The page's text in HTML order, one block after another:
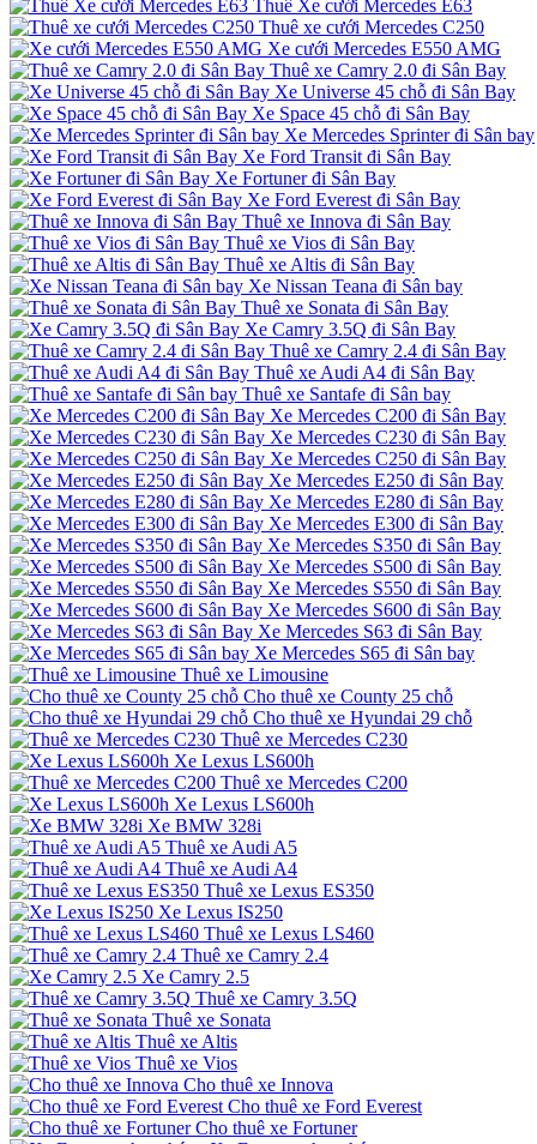
Thuê Xe cưới Mercedes E63
Thuê xe cưới Mercedes C250
Xe cưới Mercedes E550 AMG
Thuê xe Camry 2.0 đi Sân Bay
Xe Universe 45 chỗ đi Sân Bay
Xe Space 45 chỗ đi Sân Bay
Xe Mercedes Sprinter đi Sân bay
Xe Ford Transit đi Sân Bay
Xe Fortuner đi Sân Bay
Xe Ford Everest đi Sân Bay
Thuê xe Innova đi Sân Bay
Thuê xe Vios đi Sân Bay
Thuê xe Altis đi Sân Bay
Xe Nissan Teana đi Sân bay
Thuê xe Sonata đi Sân Bay
Xe Camry 3.5Q đi Sân Bay
Thuê xe Camry 2.4 đi Sân Bay
Thuê xe Audi A4 đi Sân Bay
Thuê xe Santafe đi Sân bay
Xe Mercedes C200 đi Sân Bay
Xe Mercedes C230 đi Sân Bay
Xe Mercedes C250 đi Sân Bay
Xe Mercedes E250 đi Sân Bay
Xe Mercedes E280 đi Sân Bay
Xe Mercedes E300 đi Sân Bay
Xe Mercedes S350 đi Sân Bay
Xe Mercedes S500 đi Sân Bay
Xe Mercedes S550 đi Sân Bay
Xe Mercedes S600 đi Sân Bay
Xe Mercedes S63 đi Sân Bay
Xe Mercedes S65 đi Sân bay
Thuê xe Limousine
Cho thuê xe County 25 chỗ
Cho thuê xe Hyundai 29 chỗ
Thuê xe Mercedes C230
Xe Lexus LS600h
Thuê xe Mercedes C200
Xe Lexus LS600h
Xe BMW 328i
Thuê xe Audi A5
Thuê xe Audi A4
Thuê xe Lexus ES350
Xe Lexus IS250
Thuê xe Lexus LS460
Thuê xe Camry 2.4
Xe Camry 2.5
Thuê xe Camry 3.5Q
Thuê xe Sonata
Thuê xe Altis
Thuê xe Vios
Cho thuê xe Innova
Cho thuê xe Ford Everest
Cho thuê xe Fortuner